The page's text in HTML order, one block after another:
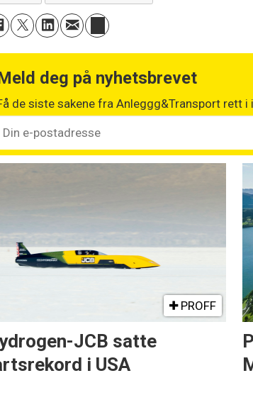
deg på nyhetsbrevet
de siste sakene fra Anleggg&Transport rett i
PROFF
JCB satte
i USA